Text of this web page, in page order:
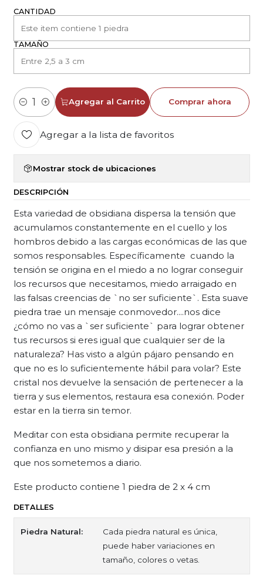
CANTIDAD
TAMAÑO
Cantidad
Agregar al Carrito Comprar ahora
Agregar a la lista de favoritos
Mostrar stock de ubicaciones
DESCRIPCIÓN
Esta variedad de obsidiana dispersa la tensión que
acumulamos constantemente en el cuello y los
hombros debido a las cargas económicas de las que
somos responsables. Específicamente cuando la
tensión se origina en el miedo a no lograr conseguir
los recursos que necesitamos, miedo arraigado en
las falsas creencias de `no ser suficiente`. Esta suave
piedra trae un mensaje conmovedor....nos dice
¿cómo no vas a `ser suficiente` para lograr obtener
tus recursos si eres igual que cualquier ser de la
naturaleza? Has visto a algún pájaro pensando en
que no es lo suficientemente hábil para volar? Este
cristal nos devuelve la sensación de pertenecer a la
tierra y sus elementos, restaura esa conexión. Poder
estar en la tierra sin temor.
Meditar con esta obsidiana permite recuperar la
confianza en uno mismo y disipar esa presión a la
que nos sometemos a diario.
Este producto contiene 1 piedra de 2 x 4 cm
DETALLES
Piedra Natural:
Cada piedra natural es única,
puede haber variaciones en
tamaño, colores o vetas.